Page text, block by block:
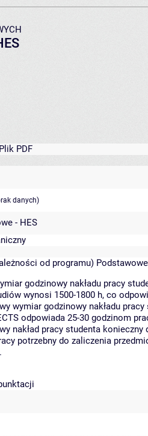
Plik PDF
danych)
- HES
od programu)
godzinowy nakładu pracy
wynosi 1500-1800 h, co
wymiar godzinowy nakładu
odpowiada 25-30 godzinom
nakład pracy studenta
potrzebny do zaliczenia